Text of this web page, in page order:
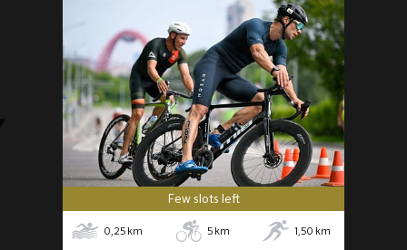
Few slots left
0,25 km 5 km 1,50 km